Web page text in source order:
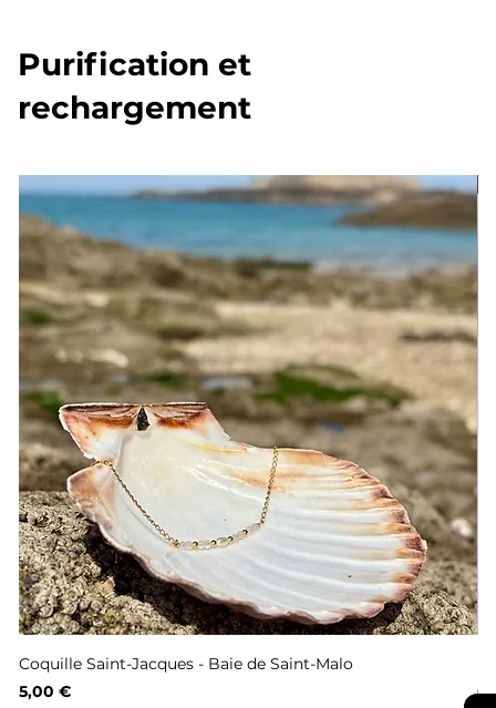
Purification et
rechargement
Coquille Saint-Jacques - Baie de Saint-Malo
Prix
5,00 €